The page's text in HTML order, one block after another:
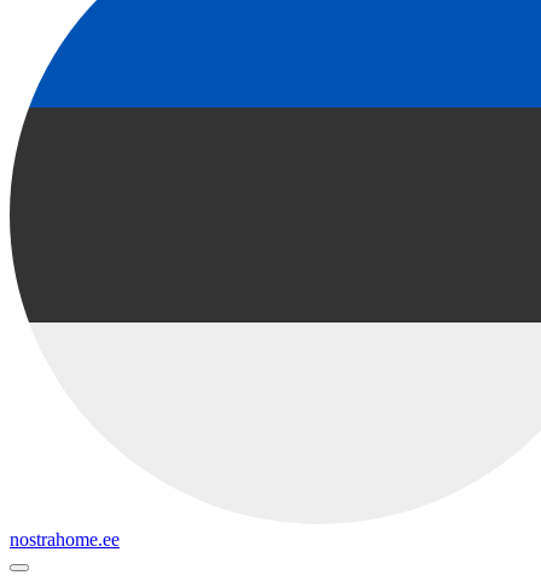
nostrahome.ee